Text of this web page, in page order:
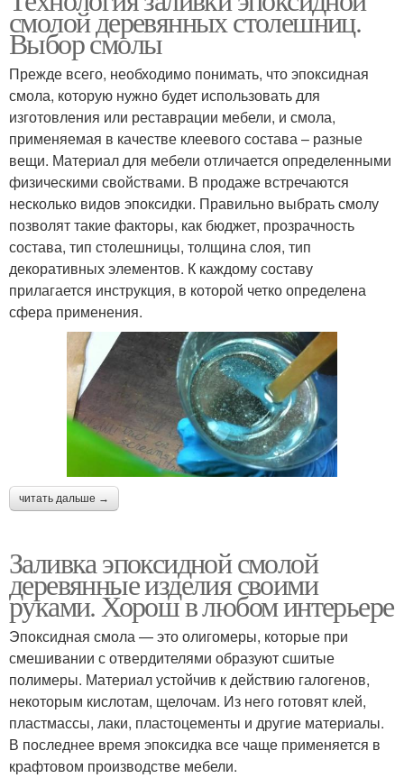
смолой деревянных столешниц.
Выбор смолы
Прежде всего, необходимо понимать, что эпоксидная
смола, которую нужно будет использовать для
изготовления или реставрации мебели, и смола,
применяемая в качестве клеевого состава – разные
вещи. Материал для мебели отличается определенными
физическими свойствами. В продаже встречаются
несколько видов эпоксидки. Правильно выбрать смолу
позволят такие факторы, как бюджет, прозрачность
состава, тип столешницы, толщина слоя, тип
декоративных элементов. К каждому составу
прилагается инструкция, в которой четко определена
сфера применения.
читать дальше →
Заливка эпоксидной смолой
деревянные изделия своими
руками. Хорош в любом интерьере
Эпоксидная смола — это олигомеры, которые при
смешивании с отвердителями образуют сшитые
полимеры. Материал устойчив к действию галогенов,
некоторым кислотам, щелочам. Из него готовят клей,
пластмассы, лаки, пластоцементы и другие материалы.
В последнее время эпоксидка все чаще применяется в
крафтовом производстве мебели.